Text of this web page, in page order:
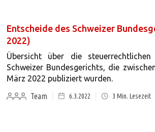
Entscheide des Schweizer
2022)
Übersicht über die
Schweizer Bundesgerichts, die
März 2022 publiziert wurden.
Team
6.3.2022 3 Min. Lesezeit